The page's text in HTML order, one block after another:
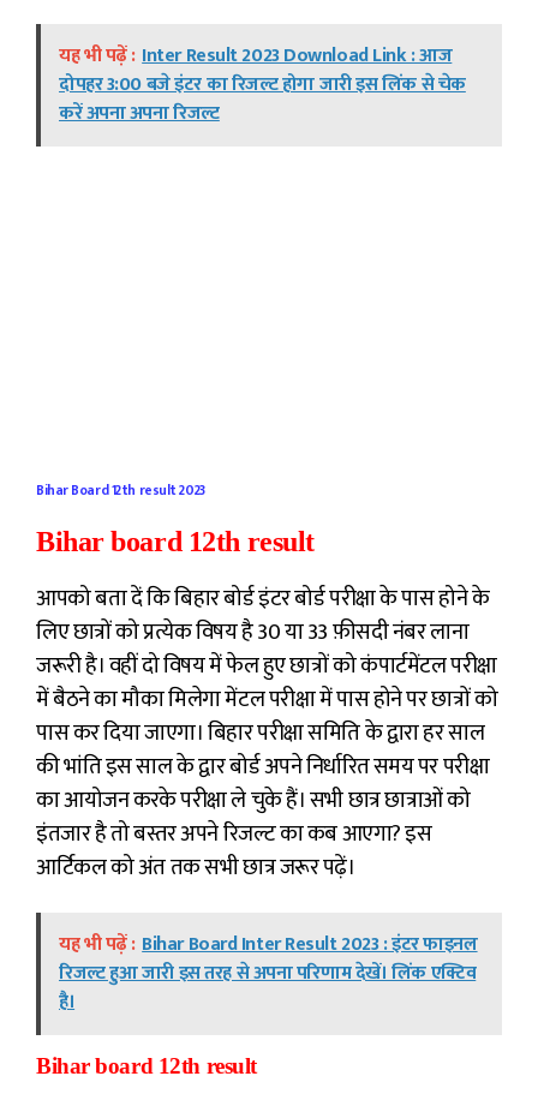
यह भी पढ़ें :Inter Result 2023 Download Link : आज
दोपहर 3:00 बजे इंटर का रिजल्ट होगा जारी इस लिंक से चेक
करें अपना अपना रिजल्ट
Bihar Board 12th result 2023
Bihar board 12th result
आपको बता दें कि बिहार बोर्ड इंटर बोर्ड परीक्षा के पास होने के
लिए छात्रों को प्रत्येक विषय है 30 या 33 फ़ीसदी नंबर लाना
जरूरी है। वहीं दो विषय में फेल हुए छात्रों को कंपार्टमेंटल परीक्षा
में बैठने का मौका मिलेगा मेंटल परीक्षा में पास होने पर छात्रों को
पास कर दिया जाएगा। बिहार परीक्षा समिति के द्वारा हर साल
की भांति इस साल के द्वार बोर्ड अपने निर्धारित समय पर परीक्षा
का आयोजन करके परीक्षा ले चुके हैं। सभी छात्र छात्राओं को
इंतजार है तो बस्तर अपने रिजल्ट का कब आएगा? इस
आर्टिकल को अंत तक सभी छात्र जरूर पढ़ें।
यह भी पढ़ें :Bihar Board Inter Result 2023 : इंटर फाइनल
रिजल्ट हुआ जारी इस तरह से अपना परिणाम देखें। लिंक एक्टिव
है।
Bihar board 12th result